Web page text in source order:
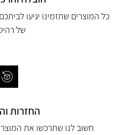
כל המוצרים שתזמינו יגיעו
של
החזרות
חשוב לנו שתרכשו את